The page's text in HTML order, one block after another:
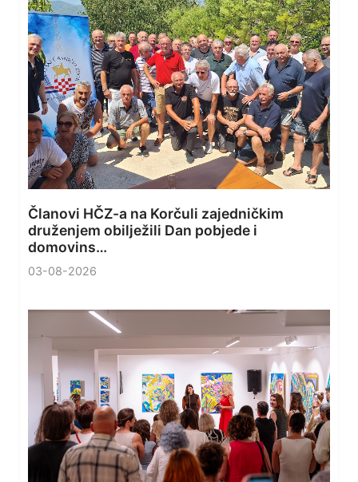
Članovi HČZ-a na Korčuli zajedničkim
druženjem obilježili Dan pobjede i
domovins…
03-08-2026